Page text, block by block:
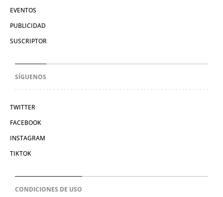
EVENTOS
PUBLICIDAD
SUSCRIPTOR
SÍGUENOS
TWITTER
FACEBOOK
INSTAGRAM
TIKTOK
CONDICIONES DE USO